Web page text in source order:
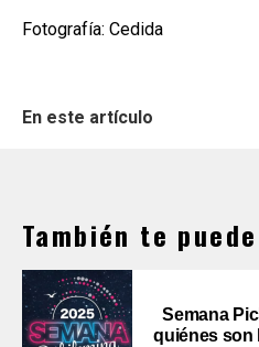
Fotografía: Cedida
En este artículo
También te
Semana
quiénes son